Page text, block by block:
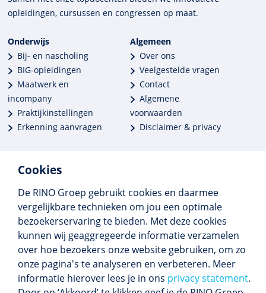
Cookies
De RINO Groep gebruikt cookies en daarmee
vergelijkbare technieken om jou een optimale
bezoekerservaring te bieden. Met deze cookies
kunnen wij geaggregeerde informatie verzamelen
over hoe bezoekers onze website gebruiken, om zo
onze pagina's te analyseren en verbeteren. Meer
informatie hierover lees je in ons privacy statement.
opleidingen, cursussen en congres­sen op maat.
Onderwijs
Bij- en nascholing
BIG-opleidingen
Maatwerk en
incompany
Praktijkinstellingen
Erkenning aanvragen
Algemeen
Over ons
Veelgestelde vragen
Contact
Algemene
voorwaarden
Disclaimer & privacy
Meer dan 250 opleidingen
Alle BIG-opleidingen in huis
Cedeo-erkend en CRKBO-geregistreerd
Gemiddelde beoordeling 8,4